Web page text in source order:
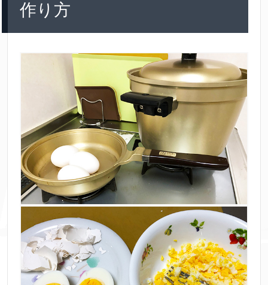
作り方